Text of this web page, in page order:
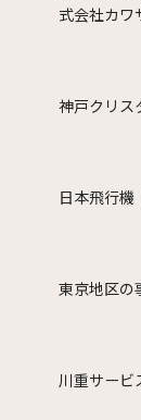
式会社カワ
神戸クリス
日本飛行
東京地区の
川重サービ